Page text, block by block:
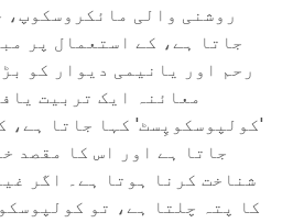
روشنی والی مائکروسکوپ،
جاتا ہے، کے استعمال پر
رحم اور یانیمی دیوار کو
معائنہ ایک تربیت
'کولپوسکوپِسٹ' کہا جاتا ہے،
جاتا ہے اور اس کا مقصد
شناخت کرنا ہوتا ہے۔ اگر
کا پتہ چلتا ہے، تو